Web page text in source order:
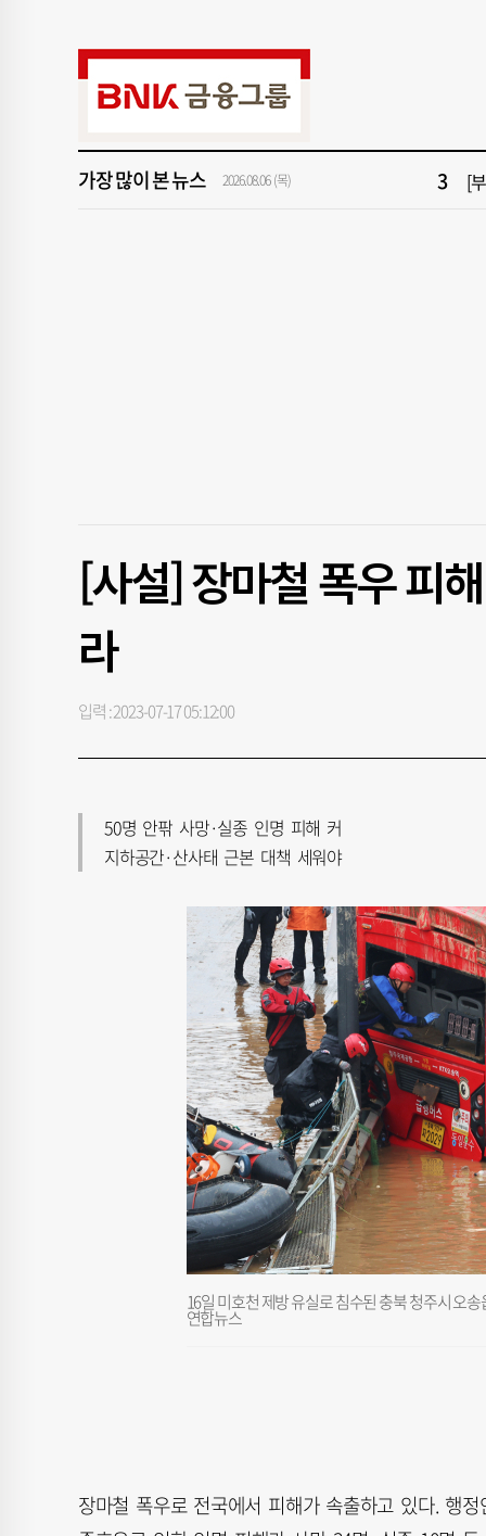
가장 많이 본 뉴스 2026.08.06 (목) 5 '
[사설] 장마철 폭우 피
라
입력 : 2023-07-17 05:12:00
50명 안팎 사망·실종 인명 피해 커
지하공간·산사태 근본 대책 세워야
16일 미호천 제방 유실로 침수된 충북 청주시 오
연합뉴스
장마철 폭우로 전국에서 피해가 속출하고 있다. 행